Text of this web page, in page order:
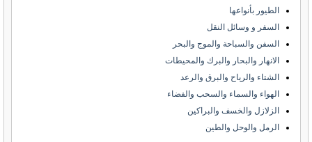
الطيور بأنواعها
السفر و وسائل النقل
السفن والسباحة والموج والبحر
الانهار والبحار والبرك والمحيطات
الشتاء والرياح والبرق والرعد
الهواء والسماء والسحب والفضاء
الزلازل والخسف والبراكين
الرمل والوحل والطين